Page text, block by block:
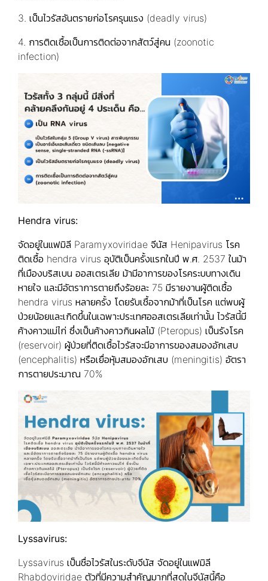
3. เป็นไวรัสอันตรายก่อโรครุนแรง (deadly virus)
4. การติดเชื้อเป็นการติดต่อจากสัตว์สู่คน (zoonotic
infection)
Hendra virus:
จัดอยู่ในแฟมิลี Paramyxoviridae จีนัส Henipavirus โรค
ติดเชื้อ hendra virus อุบัติเป็นครั้งแรกในปี พ.ศ. 2537 ในม้า
ที่เมืองบริสเบน ออสเตรเลีย ม้ามีอาการของโรคระบบทางเดิน
หายใจ และมีอัตราการตายถึงร้อยละ 75 มีรายงานผู้ติดเชื้อ
hendra virus หลายครั้ง โดยรับเชื้อจากม้าที่เป็นโรค แต่พบผู้
ป่วยน้อยและเกิดขึ้นในเฉพาะประเทศออสเตรเลียเท่านั้น ไวรัสนี้มี
ค้างคาวแม่ไก่ ซึ่งเป็นค้างคาวกินผลไม้ (Pteropus) เป็นรังโรค
(reservoir) ผู้ป่วยที่ติดเชื้อไวรัสจะมีอาการของสมองอักเสบ
(encephalitis) หรือเยื่อหุ้มสมองอักเสบ (meningitis) อัตรา
การตายประมาณ 70%
Lyssavirus:
Lyssavirus เป็นชื่อไวรัสในระดับจีนัส จัดอยู่ในแฟมิลี
Rhabdoviridae ตัวที่มีความสำคัญมากที่สุดในจีนัสนี้คือ